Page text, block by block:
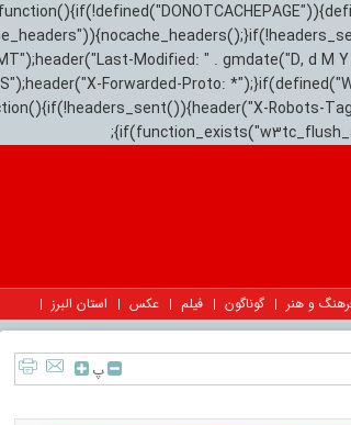
Modified: " . gmdate("D, d
Forwarded-Proto:
Robots-
و هنر گوناگون فیلم عکس استان البرز
پ